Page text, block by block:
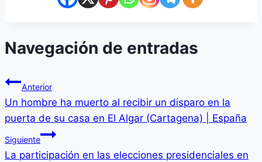
Navegación de entradas
Anterior
Un hombre ha muerto al recibir un disparo en la
puerta de su casa en El Algar (Cartagena) | España
Siguiente
La participación en las elecciones presidenciales en